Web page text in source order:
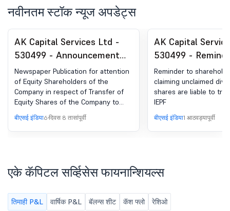
नवीनतम स्टॉक न्यूज अपडेट्स
AK Capital Services Ltd -
530499 - Announcement
under Regulation 30
(LODR)-Newspaper
Publication
Newspaper Publication for attention
of Equity Shareholders of the
Company in respect of Transfer of
Equity Shares of the Company to
Investor Education and Protection
Fund Authority.
बीएसई इंडिया6 दिवस 8 तासांपूर्वी
AK Capital
530499 -
Shareholders For
Unclaimed
Whose Shares
Transferred To
Reminder to
claiming unclaimed
shares are liable to
IEPF
बीएसई इंडिया1 आठवड्यापूर्वी
एके कॅपिटल सर्व्हिसेस फायनान्शियल्स
तिमाही P&L वार्षिक P&L बॅलन्स शीट कॅश फ्लो रेशिओ